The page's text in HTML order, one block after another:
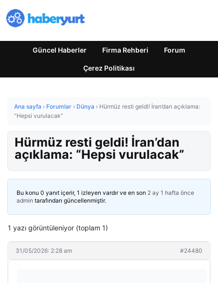
Güncel Haberler Firma Rehberi Forum
Çerez Politikası
Ana sayfa › Forumlar › Dünya › Hürmüz resti geldi! İran’dan açıklama:
“Hepsi vurulacak”
Hürmüz resti geldi! İran’dan
açıklama: “Hepsi vurulacak”
Bu konu 0 yanıt içerir, 1 izleyen vardır ve en son 2 ay 1 hafta önce
admin tarafından güncellenmiştir.
1 yazı görüntüleniyor (toplam 1)
31/05/2026: 2:28 am #24480